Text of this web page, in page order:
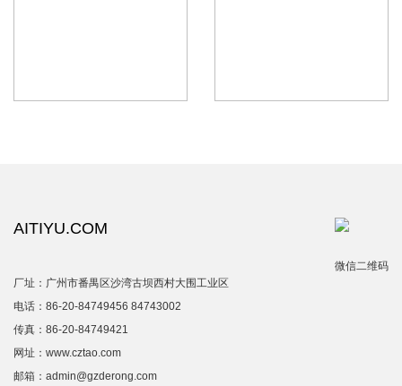
AITIYU.COM
厂址：广州市番禺区沙湾古坝西村大围工业区
电话：86-20-84749456 84743002
传真：86-20-84749421
网址：www.cztao.com
邮箱：admin@gzderong.com
微信二维码